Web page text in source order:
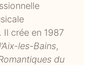
crée en 1987
les-Bains,
du